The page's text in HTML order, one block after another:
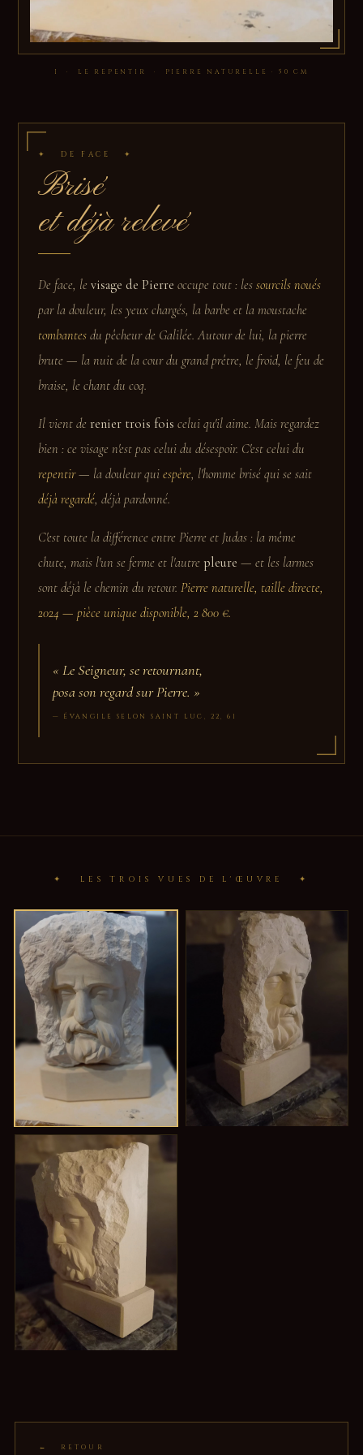
I · LE REPENTIR · PIERRE NATURELLE · 50 CM
✦ DE FACE ✦
Brisé
et déjà relevé
De face, levisage de Pierre occupe tout : lessourcils noués
par la douleur, les yeux chargés, la barbe et la moustache
tombantes du pêcheur de Galilée. Autour de lui, la pierre
brute — la nuit de la cour du grand prêtre, le froid, le feu de
braise, le chant du coq.
Il vient derenier trois fois celui qu'il aime. Mais regardez
bien : ce visage n'est pas celui du désespoir. C'est celui du
repentir— la douleur quiespère, l'homme brisé qui se sait
déjà regardé, déjà pardonné.
C'est toute la différence entre Pierre et Judas : la même
chute, mais l'un se ferme et l'autrepleure — et les larmes
sont déjà le chemin du retour.Pierre naturelle, taille directe,
2024 — pièce unique disponible, 2 800 €.
«Le Seigneur, se retournant,
posa son regard sur Pierre. »
— ÉVANGILE SELON SAINT LUC, 22, 61
✦ LES TROIS VUES DE L'ŒUVRE ✦
Le Repentir
← RETOUR